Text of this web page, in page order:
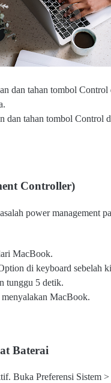
dan tahan tombol Control
tahan tombol Control
Controller)
power management
MacBook.
di keyboard sebelah
tunggu 5 detik.
MacBook.
Baterai
Buka Preferensi Sistem